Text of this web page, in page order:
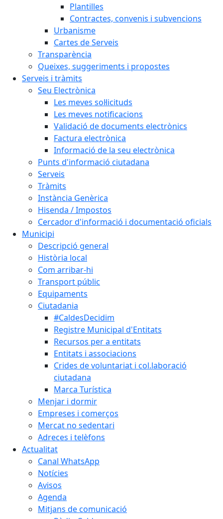
Plantilles
Contractes, convenis i subvencions
Urbanisme
Cartes de Serveis
Transparència
Queixes, suggeriments i propostes
Serveis i tràmits
Seu Electrònica
Les meves sol·licituds
Les meves notificacions
Validació de documents electrònics
Factura electrònica
Informació de la seu electrònica
Punts d'informació ciutadana
Serveis
Tràmits
Instància Genèrica
Hisenda / Impostos
Cercador d'informació i documentació oficials
Municipi
Descripció general
Història local
Com arribar-hi
Transport públic
Equipaments
Ciutadania
#CaldesDecidim
Registre Municipal d'Entitats
Recursos per a entitats
Entitats i associacions
Crides de voluntariat i col.laboració
ciutadana
Marca Turística
Menjar i dormir
Empreses i comerços
Mercat no sedentari
Adreces i telèfons
Actualitat
Canal WhatsApp
Notícies
Avisos
Agenda
Mitjans de comunicació